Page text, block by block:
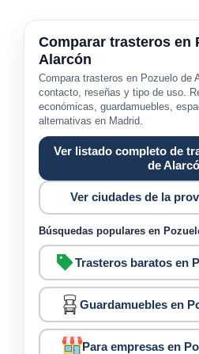
Comparar trasteros en
Alarcón
Compara trasteros en Pozuelo de
contacto, reseñas y tipo de uso.
económicas, guardamuebles,
alternativas en Madrid.
Ver listado completo de
de
Ver ciudades de la
Búsquedas populares en
Trasteros baratos en
Guardamuebles en
Para empresas en